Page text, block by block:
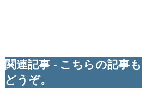
関連記事 - こちらの記事も
どうぞ。